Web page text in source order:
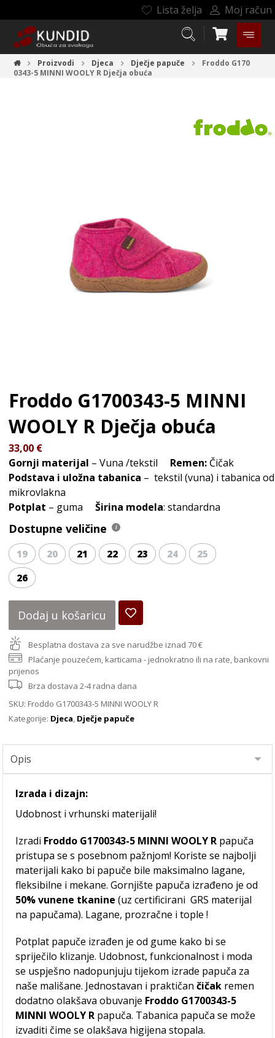
Lista želja Moj račun
Proizvodi Djeca Dječje papuče
Froddo G170
0343-5 MINNI WOOLY R Dječja obuća
Froddo G1700343-5 MINNI
WOOLY R Dječja obuća
33,00 €
Gornji materijal – Vuna /tekstil Remen: Čičak
Podstava i uložna tabanica – tekstil (vuna) i tabanica od
mikrovlakna
Potplat – gumaŠirina modela: standardna
Dostupne veličine
19 20 21 22 23 24
25
26
Dodaj u košaricu
Besplatna dostava za sve narudžbe iznad 70 €
Plaćanje pouzećem, karticama - jednokratno ili na rate, bankovni
prijenos
Brza dostava 2-4 radna dana
SKU: Froddo G1700343-5 MINNI WOOLY R
Kategorije: Djeca, Dječje papuče
Izrada i dizajn:
Udobnost i vrhunski materijali!
Izradi Froddo G1700343-5 MINNI WOOLY R papuča
pristupa se s posebnom pažnjom! Koriste se najbolji
materijali kako bi papuče bile maksimalno lagane,
fleksibilne i mekane. Gornjište papuča izrađeno je od
50% vunene tkanine(uz certificirani GRS materijal
na papučama). Lagane, prozračne i tople !
Potplat papuče izrađen je od gume kako bi se
spriječilo klizanje. Udobnost, funkcionalnost i moda
se uspješno nadopunjuju tijekom izrade papuča za
naše mališane. Jednostavan i praktičančičak remen
dodatno olakšava obuvanje Froddo G1700343-5
MINNI WOOLY R papuča. Tabanica papuča se može
izvaditi čime se olakšava higijena stopala.